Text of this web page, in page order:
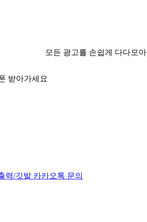
모든 광고를 손쉽게 다다모아
받아가세요
력/깃발 카카오톡 문의